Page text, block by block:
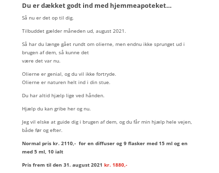
Du er dækket godt ind med hjemmeapoteket…
Så nu er det op til dig.
Tilbuddet gælder måneden ud, august 2021.
Så har du længe gået rundt om olierne, men endnu ikke sprunget ud i
brugen af dem, så kunne det
være det var nu.
Olierne er genial, og du vil ikke fortryde.
Olierne er naturen helt ind i din stue.
Du har altid hjælp lige ved hånden.
Hjælp du kan gribe her og nu.
Jeg vil elske at guide dig i brugen af dem, og du får min hjælp hele vejen,
både før og efter.
Normal pris kr. 2110,- for en diffuser og 9 flasker med 15 ml og en
med 5 ml, 10 ialt
Pris frem til den 31. august 2021 kr. 1880,-